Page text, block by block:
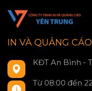
IN VÀ QUẢNG
KĐT An Bình -
Từ 08:00 đến